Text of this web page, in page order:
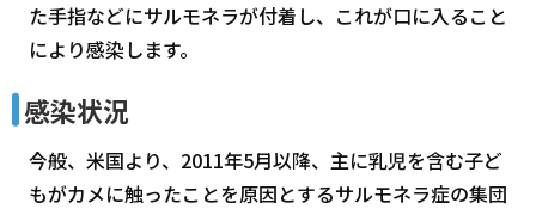
た手指などにサルモネラが付着し、これが口に入ること
により感染します。
感染状況
今般、米国より、2011年5月以降、主に乳児を含む子ど
もがカメに触ったことを原因とするサルモネラ症の集団